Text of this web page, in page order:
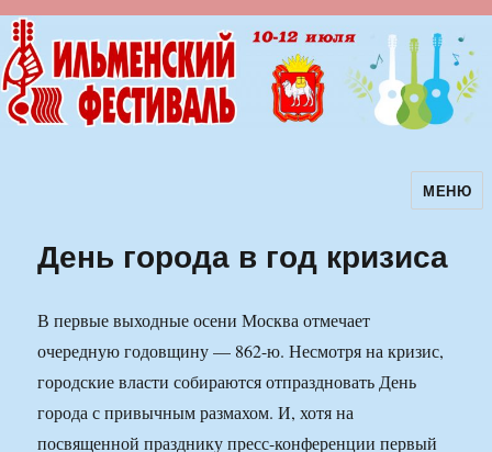
Ильменский фестиваль авторскойМЕНЮ
День города в год кризиса
В первые выходные осени Москва отмечает
очередную годовщину — 862-ю. Несмотря на кризис,
городские власти собираются отпраздновать День
города с привычным размахом. И, хотя на
посвященной празднику пресс-конференции первый